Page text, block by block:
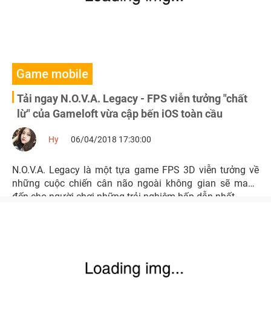
Game mobile
Tải ngay N.O.V.A. Legacy - FPS viễn tưởng "chất
lừ" của Gameloft vừa cập bến iOS toàn cầu
Hy 06/04/2018 17:30:00
N.O.V.A. Legacy là một tựa game FPS 3D viễn tưởng về
những cuộc chiến cân não ngoài không gian sẽ mang
đến cho người chơi những trải nghiệm hấp dẫn nhất.